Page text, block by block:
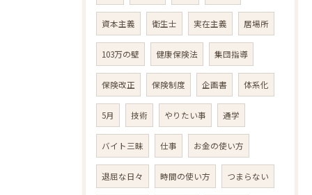
資本主義 衛生士 実在主義 居場所
103万の壁 健康保険法 集団指導
保険改正 保険制度 企画書 体系化
5月 技術 やりたい事 通学
バイト三昧 仕事 お金の使い方
退屈な日々 時間の使い方 つまらない